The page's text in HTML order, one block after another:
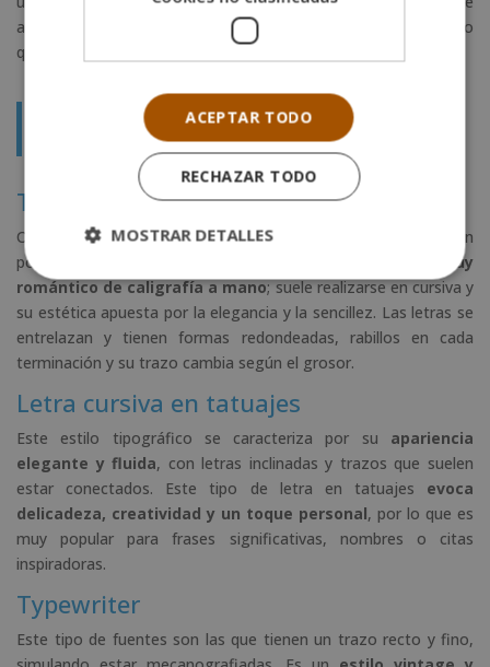
aplica tanto para dibujos como para las letras y es un básico
que todo buen tatuador debe dominar.
Conoce cuáles son los tipos y estilos de
tatuaje más populares.
Tipología script
Otro tipo de letra en tatuajes que goza de una gran
popularidad es la tipología script. Esta tiene un
aspecto muy
romántico de caligrafía a mano; suele realizarse en cursiva y
su estética apuesta por la elegancia y la sencillez. Las letras se
entrelazan y tienen formas redondeadas, rabillos en cada
terminación y su trazo cambia según el grosor.
Letra cursiva en tatuajes
Este estilo tipográfico se caracteriza por su apariencia
elegante y fluida, con letras inclinadas y trazos que suelen
estar conectados. Este tipo de letra en tatuajes evoca
delicadeza, creatividad y un toque personal, por lo que es
muy popular para frases significativas, nombres o citas
inspiradoras.
Typewriter
Este tipo de fuentes son las que tienen un trazo recto y fino,
ACEPTAR TODO
RECHAZAR TODO
MOSTRAR DETALLES